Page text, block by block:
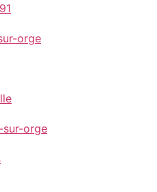
orge
sur-orge